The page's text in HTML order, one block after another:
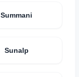
Summani
Sunalp